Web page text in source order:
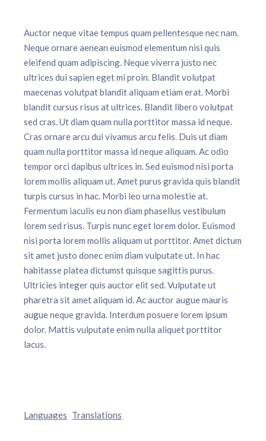
Auctor neque vitae tempus quam pellentesque nec nam.
Neque ornare aenean euismod elementum nisi quis
eleifend quam adipiscing. Neque viverra justo nec
ultrices dui sapien eget mi proin. Blandit volutpat
maecenas volutpat blandit aliquam etiam erat. Morbi
blandit cursus risus at ultrices. Blandit libero volutpat
sed cras. Ut diam quam nulla porttitor massa id neque.
Cras ornare arcu dui vivamus arcu felis. Duis ut diam
quam nulla porttitor massa id neque aliquam. Ac odio
tempor orci dapibus ultrices in. Sed euismod nisi porta
lorem mollis aliquam ut. Amet purus gravida quis blandit
turpis cursus in hac. Morbi leo urna molestie at.
Fermentum iaculis eu non diam phasellus vestibulum
lorem sed risus. Turpis nunc eget lorem dolor. Euismod
nisi porta lorem mollis aliquam ut porttitor. Amet dictum
sit amet justo donec enim diam vulputate ut. In hac
habitasse platea dictumst quisque sagittis purus.
Ultricies integer quis auctor elit sed. Vulputate ut
pharetra sit amet aliquam id. Ac auctor augue mauris
augue neque gravida. Interdum posuere lorem ipsum
dolor. Mattis vulputate enim nulla aliquet porttitor
lacus.
Languages Translations